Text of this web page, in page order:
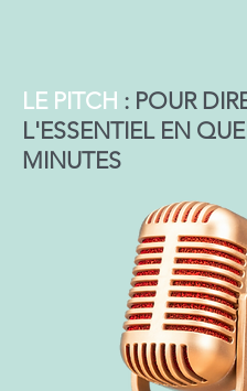
LE PITCH : POUR
L'ESSENTIEL EN
MINUTES